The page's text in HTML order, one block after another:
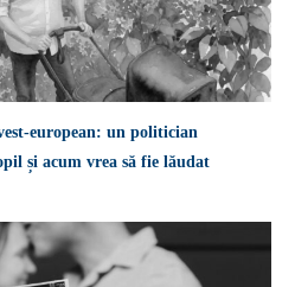
european: un politician
și acum vrea să fie lăudat